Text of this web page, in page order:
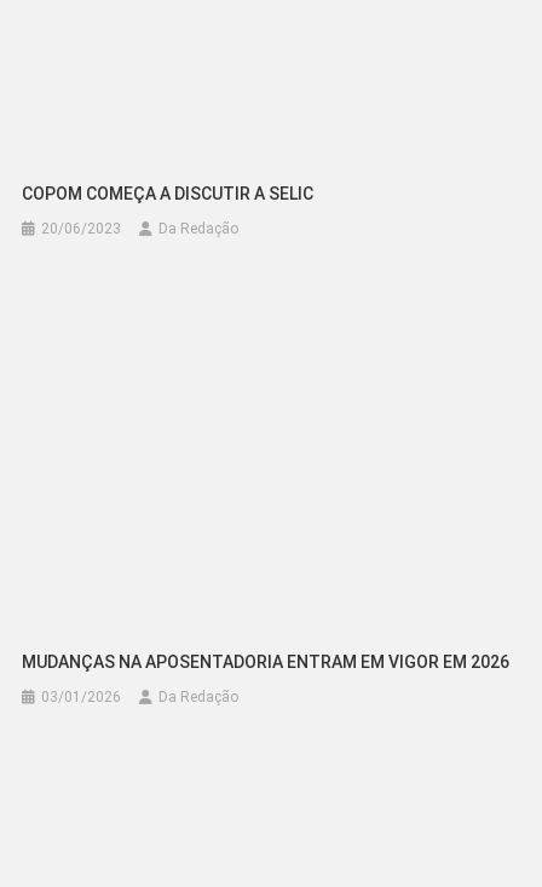
COPOM COMEÇA A DISCUTIR A SELIC
20/06/2023 Da Redação
MUDANÇAS NA APOSENTADORIA ENTRAM EM VIGOR EM 2026
03/01/2026 Da Redação